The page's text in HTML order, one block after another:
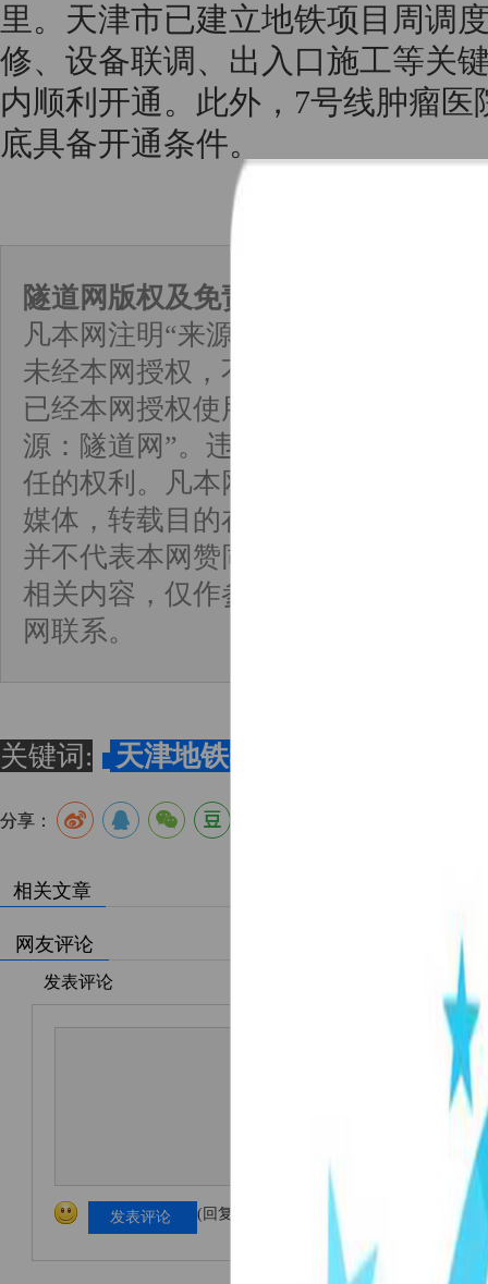
里。天津市已建立地铁项目周调
修、设备联调、出入口施工等关
内顺利开通。此外，7号线肿瘤
底具备开通条件。
隧道网版权及免责声明：
凡本网注明“来源：隧道网”的所有
未经本网授权，不得转载、摘编或
已经本网授权使用作品的，须在授
源：隧道网”。违反上述声明者，本
任的权利。凡本网来源注明为非隧
媒体，转载目的在于传递更多信息
并不代表本网赞同其观点或对其真
相关内容，仅作参考。如因作品内
网联系。
关键词: 天津地铁8号线一期
分享：
相关文章
网友评论
发表评论
发表评论 (回复限1000字以内！)